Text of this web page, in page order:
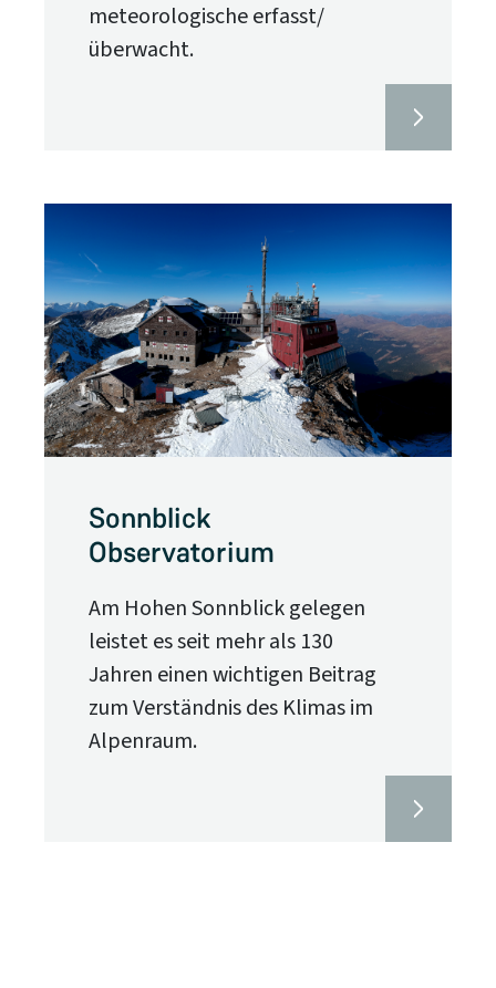
meteorologische erfasst/
überwacht.
Sonnblick
Observatorium
Am Hohen Sonnblick gelegen
leistet es seit mehr als 130
Jahren einen wichtigen Beitrag
zum Verständnis des Klimas im
Alpenraum.